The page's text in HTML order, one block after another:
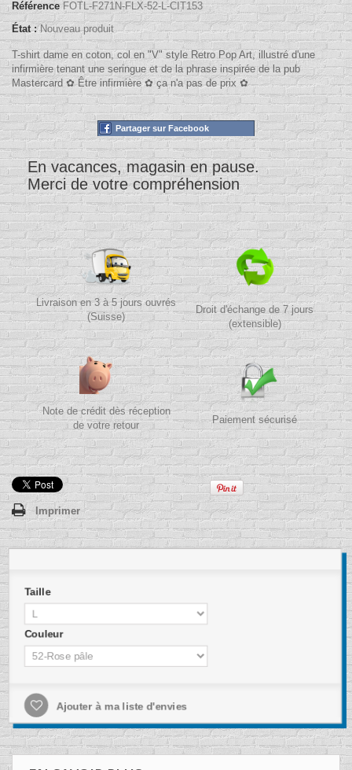
Référence FOTL-F271N-FLX-52-L-CIT153
État : Nouveau produit
T-shirt dame en coton, col en "V" style Retro Pop Art, illustré d'une
infirmière tenant une seringue et de la phrase inspirée de la pub
Mastercard ✿ Être infirmière ✿ ça n'a pas de prix ✿
Partager sur Facebook
En vacances, magasin en pause.
Merci de votre compréhension
Livraison en 3 à 5 jours ouvrés
(Suisse)
Droit d'échange de 7 jours
(extensible)
Note de crédit dès réception
de votre retour
Paiement sécurisé
Imprimer
Taille
Couleur
Ajouter à ma liste d'envies